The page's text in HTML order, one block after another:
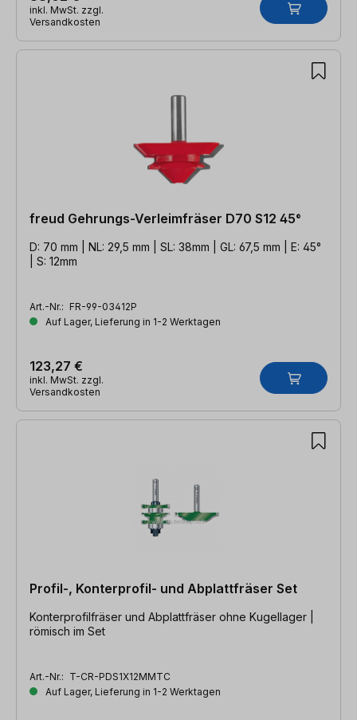
inkl. MwSt. zzgl.
Versandkosten
freud Gehrungs-Verleimfräser D70 S12 45°
D: 70 mm | NL: 29,5 mm | SL: 38mm | GL: 67,5 mm | E: 45°
| S: 12mm
Art.-Nr.: FR-99-03412P
Auf Lager, Lieferung in 1-2 Werktagen
123,27 €
inkl. MwSt. zzgl.
Versandkosten
Profil-, Konterprofil- und Abplattfräser Set
Konterprofilfräser und Abplattfräser ohne Kugellager |
römisch im Set
Art.-Nr.: T-CR-PDS1X12MMTC
Auf Lager, Lieferung in 1-2 Werktagen